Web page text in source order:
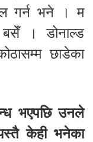
गर्न भने । म
बसेँ । डोनाल्ड
छाडेका
भएपछि उनले
केही भनेका